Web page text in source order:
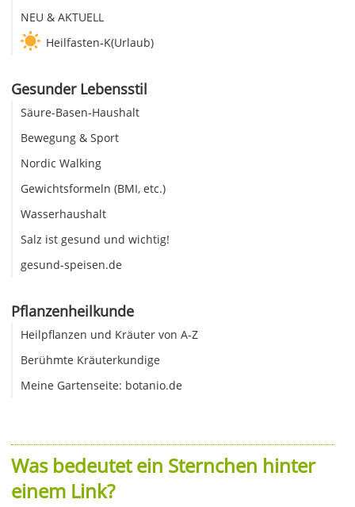
NEU & AKTUELL
Heilfasten-K(Urlaub)
Gesunder Lebensstil
Säure-Basen-Haushalt
Bewegung & Sport
Nordic Walking
Gewichtsformeln (BMI, etc.)
Wasserhaushalt
Salz ist gesund und wichtig!
gesund-speisen.de
Pflanzenheilkunde
Heilpflanzen und Kräuter von A-Z
Berühmte Kräuterkundige
Meine Gartenseite: botanio.de
Was bedeutet ein Sternchen hinter
einem Link?